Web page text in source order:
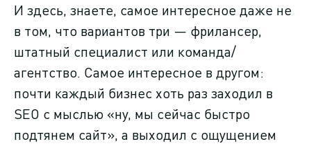
Как достигаем
результата
Подарок на 2025 год
И здесь, знаете, самое интересное даже не
в том, что вариантов три — фрилансер,
штатный специалист или команда/
агентство. Самое интересное в другом:
почти каждый бизнес хоть раз заходил в
SEO с мыслью «ну, мы сейчас быстро
подтянем сайт», а выходил с ощущением